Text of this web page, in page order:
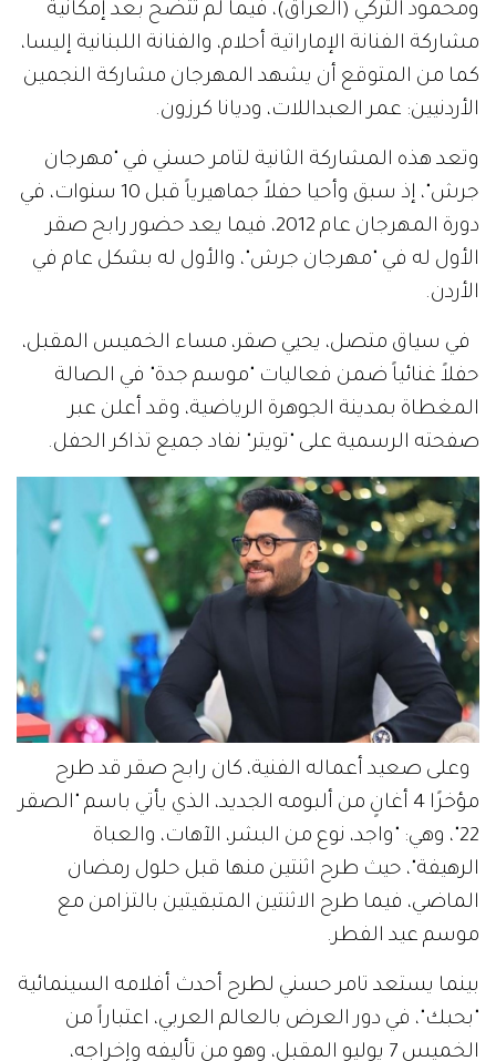
ومحمود التركي (العراق)، فيما لم تتضح بعد إمكانية
مشاركة الفنانة الإماراتية أحلام، والفنانة اللبنانية إليسا،
كما من المتوقع أن يشهد المهرجان مشاركة النجمين
الأردنيين: عمر العبداللات، وديانا كرزون.
وتعد هذه المشاركة الثانية لتامر حسني في "مهرجان
جرش"، إذ سبق وأحيا حفلاً جماهيرياً قبل 10 سنوات، في
دورة المهرجان عام 2012، فيما يعد حضور رابح صقر
الأول له في "مهرجان جرش"، والأول له بشكل عام في
الأردن.
في سياق متصل، يحيي صقر، مساء الخميس المقبل،
حفلاً غنائياً ضمن فعاليات "موسم جدة" في الصالة
المغطاة بمدينة الجوهرة الرياضية، وقد أعلن عبر
صفحته الرسمية على "تويتر" نفاد جميع تذاكر الحفل.
وعلى صعيد أعماله الفنية، كان رابح صقر قد طرح
مؤخرًا 4 أغانٍ من ألبومه الجديد، الذي يأتي باسم "الصقر
22"، وهي: "واجد، نوع من البشر، الآهات، والعباة
الرهيفة"، حيث طرح اثنتين منها قبل حلول رمضان
الماضي، فيما طرح الاثنتين المتبقيتين بالتزامن مع
موسم عيد الفطر.
بينما يستعد تامر حسني لطرح أحدث أفلامه السينمائية
"بحبك"، في دور العرض بالعالم العربي، اعتباراً من
الخميس 7 يوليو المقبل، وهو من تأليفه وإخراجه،